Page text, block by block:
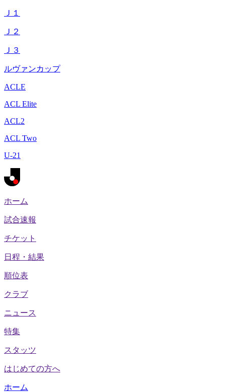
Ｊ１
Ｊ２
Ｊ３
ルヴァンカップ
ACLE
ACL Elite
ACL2
ACL Two
U-21
ホーム
試合速報
チケット
日程・結果
順位表
クラブ
ニュース
特集
スタッツ
はじめての方へ
ホーム